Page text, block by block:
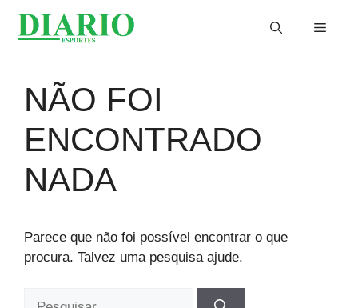
Menu
NÃO FOI
ENCONTRADO
NADA
Parece que não foi possível encontrar o que
procura. Talvez uma pesquisa ajude.